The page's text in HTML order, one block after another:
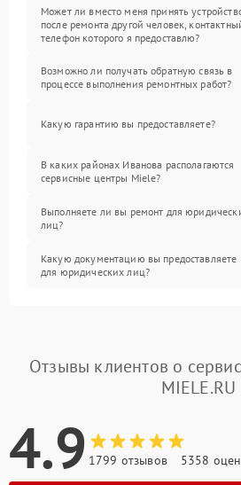
Может ли вместо меня принять
после ремонта другой человек,
телефон которого я предоставлю?
Возможно ли получать обратную связь в
процессе выполнения ремонтных работ?
Какую гарантию вы предоставляете?
В каких районах Иванова располагаются
сервисные центры Miele?
Выполняете ли вы ремонт для
лиц?
Какую документацию вы предоставляете
для юридических лиц?
Отзывы клиентов о
MIELE.RU
4.9 1799 отзывов 5358